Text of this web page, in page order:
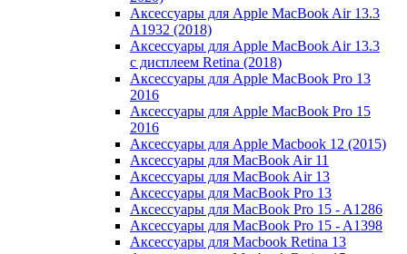
Аксессуары для Apple MacBook Air 13.3
A1932 (2018)
Аксессуары для Apple MacBook Air 13.3
с дисплеем Retina (2018)
Аксессуары для Apple MacBook Pro 13
2016
Аксессуары для Apple MacBook Pro 15
2016
Аксессуары для Apple Macbook 12 (2015)
Аксессуары для MacBook Air 11
Аксессуары для MacBook Air 13
Аксессуары для MacBook Pro 13
Аксессуары для MacBook Pro 15 - A1286
Аксессуары для MacBook Pro 15 - A1398
Аксессуары для Macbook Retina 13